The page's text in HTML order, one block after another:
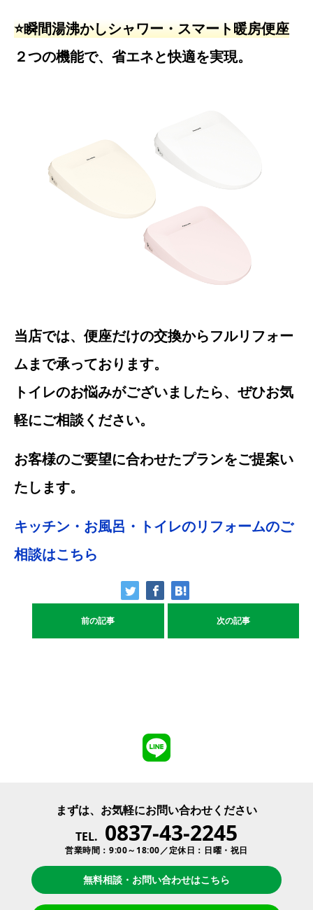
⭐️瞬間湯沸かしシャワー・スマート暖房便座
２つの機能で、省エネと快適を実現。
当店では、便座だけの交換からフルリフォー
ムまで承っております。
トイレのお悩みがございましたら、ぜひお気
軽にご相談ください。
お客様のご要望に合わせたプランをご提案い
たします。
キッチン・お風呂・トイレのリフォームのご
相談はこちら
前の記事 次の記事
まずは、お気軽にお問い合わせください
TEL. 0837-43-2245
営業時間：9:00～18:00／定休日：日曜・祝日
無料相談・お問い合わせはこちら